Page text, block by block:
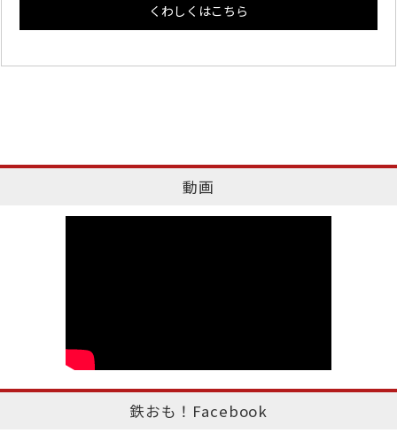
くわしくはこちら
動画
鉄おも！Facebook